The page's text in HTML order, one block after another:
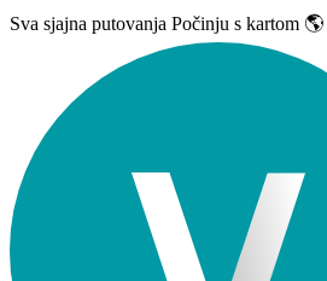
Sva sjajna putovanja Počinju s kartom 🌎